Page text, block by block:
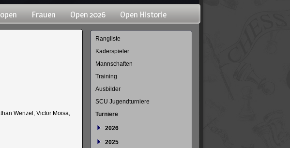
Frauen Open 2026 Open Historie
Wenzel, Victor Moisa,
Navigation
Rangliste
Kaderspieler
Mannschaften
Training
Ausbilder
SCU Jugendturniere
Turniere
2026
2025